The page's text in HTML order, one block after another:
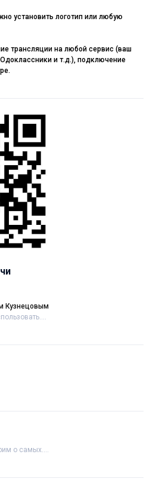
установить логотип или любую
трансляции на любой сервис (ваш
Одоклассники и т.д.), подключение
Кузнецовым
о самых....